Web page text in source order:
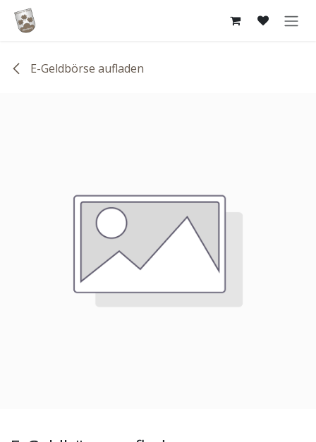
Zum Inhalt springen
E-Geldbörse aufladen